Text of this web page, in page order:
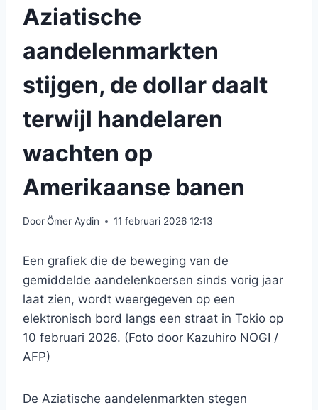
Aziatische
aandelenmarkten
stijgen, de dollar daalt
terwijl handelaren
wachten op
Amerikaanse banen
DoorÖmer Aydin 11 februari 2026 12:13
Een grafiek die de beweging van de
gemiddelde aandelenkoersen sinds vorig jaar
laat zien, wordt weergegeven op een
elektronisch bord langs een straat in Tokio op
10 februari 2026. (Foto door Kazuhiro NOGI /
AFP)
De Aziatische aandelenmarkten stegen